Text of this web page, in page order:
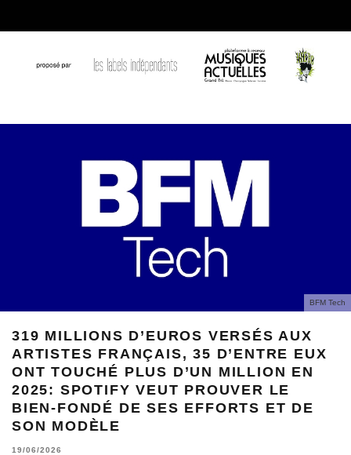
BFM Tech
319 MILLIONS D’EUROS VERSÉS AUX
ARTISTES FRANÇAIS, 35 D’ENTRE EUX
ONT TOUCHÉ PLUS D’UN MILLION EN
2025: SPOTIFY VEUT PROUVER LE
BIEN-FONDÉ DE SES EFFORTS ET DE
SON MODÈLE
19/06/2026